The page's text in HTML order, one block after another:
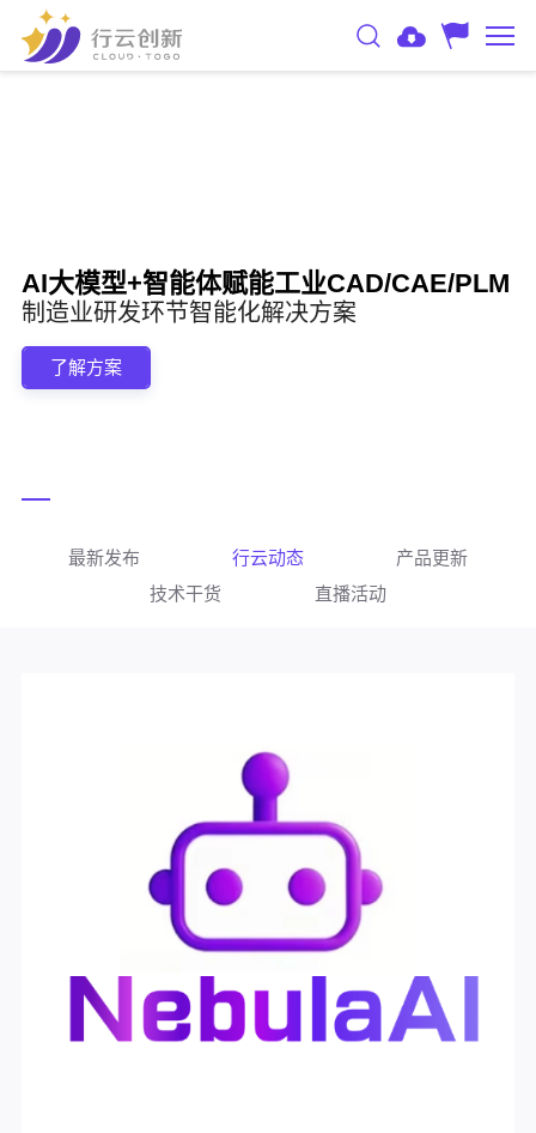
AI大模型+智能体赋能工业CAD/CAE/PLM
制造业研发环节智能化解决方案
了解方案
最新发布 行云动态
产品更新
技术干货
直播活动